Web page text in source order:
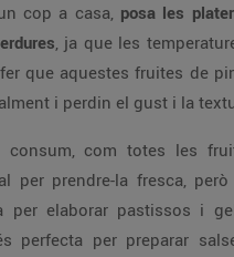
cop a casa, posa les
, ja que les
que aquestes fruites de
i perdin el gust i la
com totes les
per prendre-la fresca,
per elaborar pastissos i
perfecta per preparar